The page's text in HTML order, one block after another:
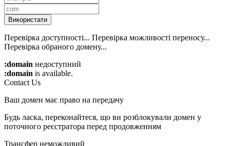
Використати
Перевірка доступності... Перевірка можливості переносу...
Перевірка обраного домену...
:domain недоступний
:domain is available.
Contact Us
Ваш домен має право на передачу
Будь ласка, переконайтеся, що ви розблокували домен у
поточного реєстратора перед продовженням
Трансфер неможливий